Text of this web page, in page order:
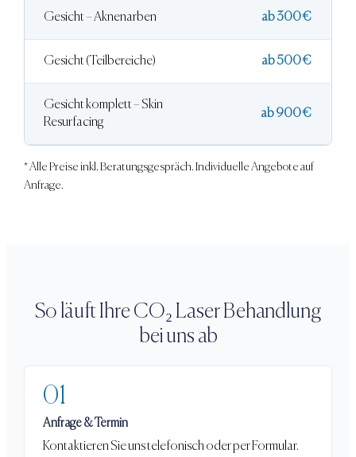
Gesicht – Aknenarben ab 300 €
Gesicht (Teilbereiche) ab 500 €
Gesicht komplett – Skin
Resurfacing
ab 900 €
* Alle Preise inkl. Beratungsgespräch. Individuelle Angebote auf
Anfrage.
So läuft Ihre CO₂ Laser Behandlung
bei uns ab
01
Anfrage & Termin
Kontaktieren Sie uns telefonisch oder per Formular.